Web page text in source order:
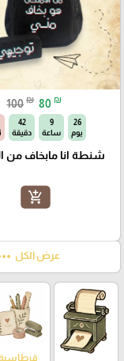
100 ₪ 80 ₪
26
يوم
9
ساعة
42
دقيقة
شنطة انا مابخاف من
add_shopping_cart
عرض الكل